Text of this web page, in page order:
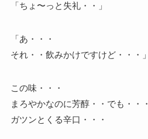
「ちょ〜っと失礼・・」
「あ・・・
それ・・飲みかけですけど・・・」
この味・・・
まろやかなのに芳醇・・でも・・・
ガツンとくる辛口・・・